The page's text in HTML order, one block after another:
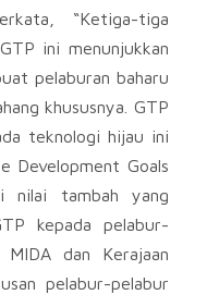
“Ketiga-tiga
ini menunjukkan
pelaburan baharu
khususnya. GTP
teknologi hijau ini
Development Goals
nilai tambah yang
kepada pelabur-
MIDA dan Kerajaan
pelabur-pelabur